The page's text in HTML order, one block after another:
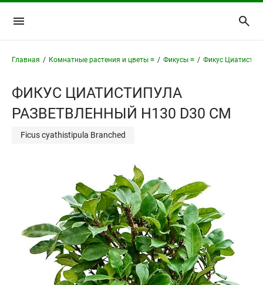
Главная / Комнатные растения и цветы ≡ / Фикусы ≡ / Фикус
ФИКУС ЦИАТИСТИПУЛА
РАЗВЕТВЛЕННЫЙ H130 D30 СМ
Ficus cyathistipula Branched